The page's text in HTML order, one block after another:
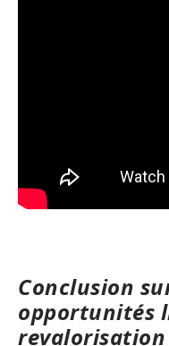
Conclusion
opportunités
revalorisation